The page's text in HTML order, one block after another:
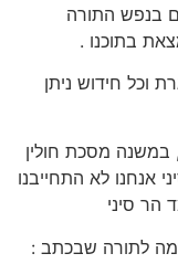
בנפש התורה
בתוכנו .
וכל חידוש ניתן
במשנה מסכת חולין
אנחנו לא התחייבנו
הר סיני
לתורה שבכתב :